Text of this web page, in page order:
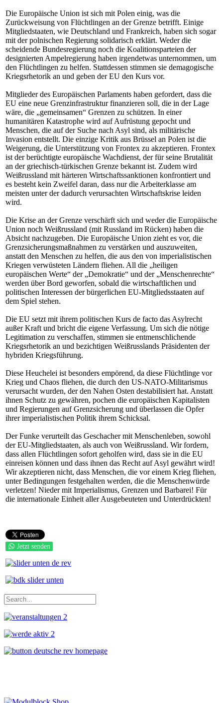
Die Europäische Union ist sich mit Polen einig, was die
Zurückweisung von Flüchtlingen an der Grenze betrifft. Einige
Mitgliedstaaten, wie Deutschland und Frankreich, haben sich sogar
mit der polnischen Regierung solidarisch erklärt. Weder die
scheidende Bundesregierung noch die Koalitionsparteien der
designierten Ampelregierung haben irgendetwas unternommen, um
den Flüchtlingen zu helfen. Stattdessen stimmen sie demagogische
Kriegsrhetorik an und geben der EU den Kurs vor.
Mitglieder des Europäischen Parlaments haben gefordert, dass die
EU eine neue Grenzinfrastruktur finanzieren soll, die in der Lage
wäre, die „gemeinsamen“ Grenzen zu schützen. In einer
humanitären Katastrophe wird auf Aufrüstung gepocht und
Menschen, die auf der Suche nach Asyl sind, als militärische
Invasion entstellt. Die einzige Kritik aus Brüssel an Polen ist die
Weigerung, die Unterstützung von Frontex zu akzeptieren. Frontex
ist der berüchtigte europäische Wachdienst, der für seine Brutalität
an der griechisch-türkischen Grenze bekannt ist. Zudem wird
Weißrussland mit härteren Wirtschaftssanktionen konfrontiert und
es besteht kein Zweifel daran, dass nur die Arbeiterklasse am
meisten unter der dadurch verursachten Wirtschaftskrise leiden
wird.
Die Krise an der Grenze verschärft sich und weder die Europäische
Union noch Weißrussland (mit Russland im Rücken) haben die
Absicht nachzugeben. Die Europäische Union zieht es vor, die
Grenzsicherungsmaßnahmen zu verstärken und auszuweiten,
anstatt den Menschen zu helfen, die aus den von imperialistischen
Kriegen verwüsteten Ländern fliehen. All die „heiligen
europäischen Werte“ der „Demokratie“ und der „Menschenrechte“
werden über Bord geworfen, sobald die wirtschaftlichen und
politischen Interessen der bürgerlichen EU-Mitgliedsstaaten auf
dem Spiel stehen.
Die EU setzt mit ihrem politischen Kurs de facto das Asylrecht
außer Kraft und bricht die eigene Verfassung. Um sich die nötige
Legitimation zu verschaffen, stimmen sie entmenschlichende
Kriegsrhetorik an und bezichtigen Weißrusslands Präsidenten der
hybriden Kriegsführung.
Diese Heuchelei ist besonders empörend, da diese Flüchtlinge vor
Krieg und Chaos fliehen, die durch den US-NATO-Militarismus
verursacht wurden, der den Nahen Osten destabilisiert hat. Anstatt
ihnen Schutz zu gewähren, pochen die europäischen Kapitalisten
und Regierungen auf Grenzsicherung und überlassen die Opfer
ihrer imperialistischen Politik ihrem Schicksal.
Der Funke verurteilt das Geschacher mit Menschenleben, sowohl
der EU-Mitgliedstaaten, als auch von Weißrussland. Wir fordern,
dass allen Flüchtlingen sofort geholfen wird, dass sie in die EU
einreisen können und dass ihnen das Recht auf Asyl gewährt wird!
Wir akzeptieren nicht, dass Menschen, die vor einem Krieg fliehen,
unter Bedingungen festgehalten werden, die die Menschenwürde
verletzen! Nieder mit Imperialismus, Grenzen und Barbarei! Für
die internationale Einheit aller Ausgebeuteten und Unterdrückten!
Jetzt senden